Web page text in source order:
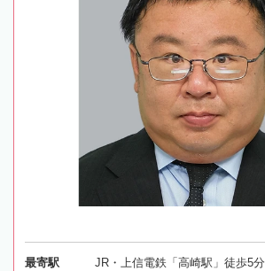
最寄駅 JR・上信電鉄「高崎駅」徒歩5分